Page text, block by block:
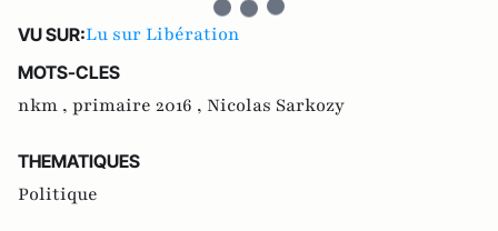
VU SUR:Lu sur Libération
MOTS-CLES
nkm , primaire 2016 , Nicolas Sarkozy
THEMATIQUES
Politique